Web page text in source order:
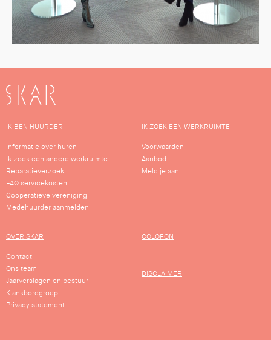
SKAR
IK BEN HUURDER
Informatie over huren
Ik zoek een andere werkruimte
Reparatieverzoek
FAQ servicekosten
Coöperatieve vereniging
Medehuurder aanmelden
IK ZOEK EEN WERKRUIMTE
Voorwaarden
Aanbod
Meld je aan
OVER SKAR
Contact
Ons team
Jaarverslagen en bestuur
Klankbordgroep
Privacy statement
COLOFON
DISCLAIMER